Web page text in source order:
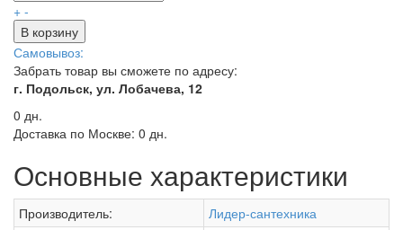
+ -
В корзину
Самовывоз:
Забрать товар вы сможете по адресу:
г. Подольск, ул. Лобачева, 12
0 дн.
Доставка по Москве: 0 дн.
Основные характеристики
Производитель:
Лидер-сантехника